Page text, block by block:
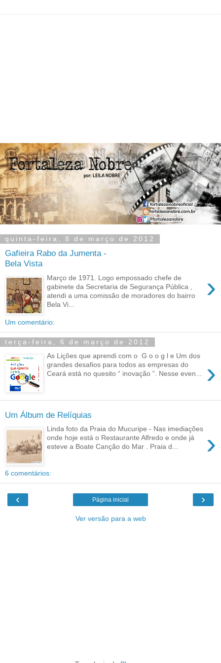
quinta-feira, 8 de março de 2012
Gafieira Rabo da Jumenta -
Bela Vista
›
Março de 1971. Logo empossado chefe de
gabinete da Secretaria de Segurança Pública ,
atendi a uma comissão de moradores do bairro
Bela Vi...
Um comentário:
terça-feira, 6 de março de 2012
›
As Lições que aprendi com o G o o g l e Um dos
grandes desafios para todos as empresas do
Ceará está no quesito “ inovação ”. Nesse even...
Um Álbum de Relíquias
›
Linda foto da Praia do Mucuripe - Nas imediações
onde hoje está o Restaurante Alfredo e onde já
esteve a Boate Canção do Mar . Praia d...
6 comentários:
‹ ›
Página inicial
Ver versão para a web